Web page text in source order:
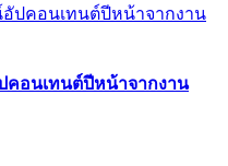
คอนเทนต์ปีหน้าจากงาน